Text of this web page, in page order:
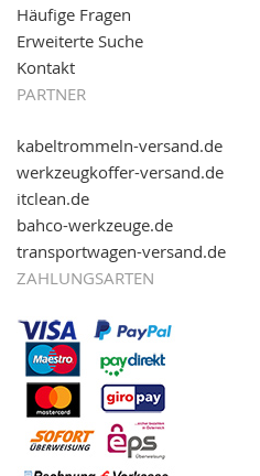
Häufige Fragen
Erweiterte Suche
Kontakt
PARTNER
kabeltrommeln-versand.de
werkzeugkoffer-versand.de
itclean.de
bahco-werkzeuge.de
transportwagen-versand.de
ZAHLUNGSARTEN